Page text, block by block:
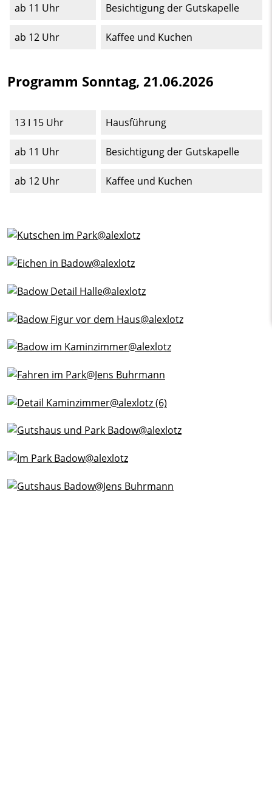
ab 11 Uhr Besichtigung der Gutskapelle
ab 12 Uhr Kaffee und Kuchen
Programm Sonntag, 21.06.2026
13 I 15 Uhr Hausführung
ab 11 Uhr Besichtigung der Gutskapelle
ab 12 Uhr Kaffee und Kuchen